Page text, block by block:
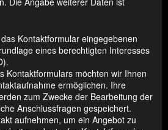
Kontaktformular eingegebenen
eines berechtigten Interesses
Kontaktformulars möchten wir Ihnen
ermöglichen. Ihre
zum Zwecke der Bearbeitung der
Anschlussfragen gespeichert.
aufnehmen, um ein Angebot zu